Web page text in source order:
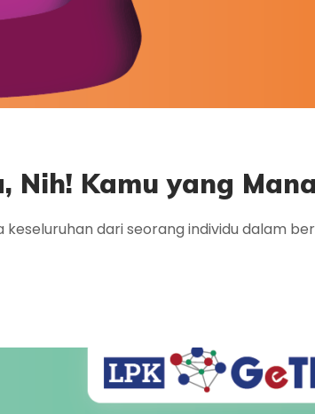
Nih! Kamu yang
dari seorang individu dalam